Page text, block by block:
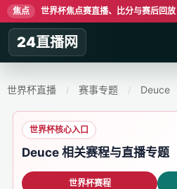
焦点 世界杯焦点赛直播、比分与赛后回放
24直播网
世界杯直播 / 赛事专题 / Deuce
世界杯核心入口
Deuce 相关赛程与直播专题
世界杯赛程